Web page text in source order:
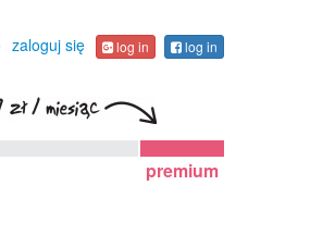
zaloguj się log in log in
premium